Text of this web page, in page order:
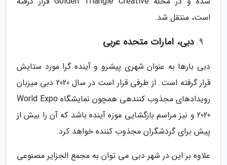
است، منتقل شد.
دبی، امارات متحده عربی
دبی بارها به عنوان شهری پیشرو و آینده گرا مورد ستایش
قرار گرفته است. از طرفی قرار است در سال 2020 دبی میزبان
رویدادهای مجذوب کنندهی همچون نمایشگاه World Expo
2020 و نیز مراسم بازگشایی موزه آینده باشد که آن را بیش از
پیش برای گردشگران مجذوب کننده خواهد کرد.
علاوه بر این در شهر دبی می توان به مجمع الجزایر مصنوعی